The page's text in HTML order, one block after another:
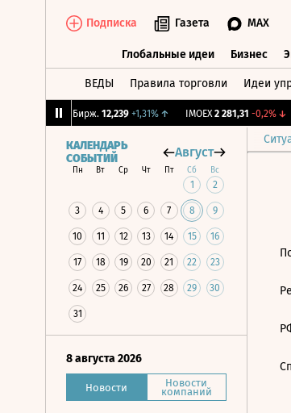
Подписка Газета MAX
Глобальные идеи Бизнес
ВЕДЫ Правила торговли Идеи
CNY Бирж. 12,239 +1,31%↑ IMOEX 2 281,31 -0,2%↓
КАЛЕНДАРЬ
СОБЫТИЙ
Август
Пн Вт Ср Чт Пт Сб Вс
1 2
3 4 5 6 7 8 9
10 11 12 13 14 15 16
17 18 19 20 21 22 23
24 25 26 27 28 29 30
31
8 августа 2026
Новости Новости
компаний